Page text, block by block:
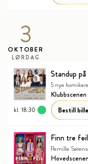
3
OKTOBER
LØRDAG
Standup
5 nye
kl. 18:30 Bestill
Finn tre feil
Pernille